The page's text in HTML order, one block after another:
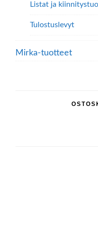
Listat ja
Tulostuslevyt
Mirka-tuotteet